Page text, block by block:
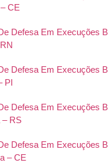
CE
Defesa Em Execuções
Defesa Em Execuções
PI
Defesa Em Execuções
– RS
Defesa Em Execuções
– CE